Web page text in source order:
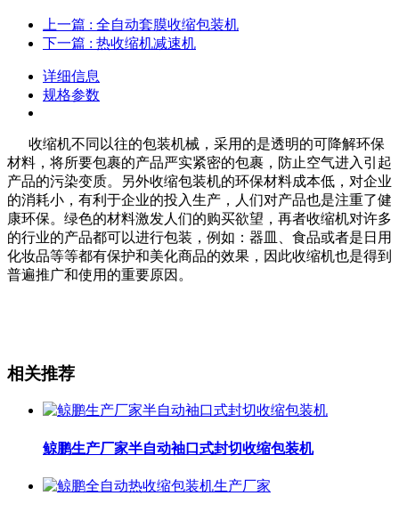
上一篇 : 全自动套膜收缩包装机
下一篇 : 热收缩机减速机
详细信息
规格参数
收缩机不同以往的包装机械，采用的是透明的可降解环保
材料，将所要包裹的产品严实紧密的包裹，防止空气进入引起
产品的污染变质。另外收缩包装机的环保材料成本低，对企业
的消耗小，有利于企业的投入生产，人们对产品也是注重了健
康环保。绿色的材料激发人们的购买欲望，再者收缩机对许多
的行业的产品都可以进行包装，例如：器皿、食品或者是日用
化妆品等等都有保护和美化商品的效果，因此收缩机也是得到
普遍推广和使用的重要原因。
相关推荐
鲸鹏生产厂家半自动袖口式封切收缩包装机